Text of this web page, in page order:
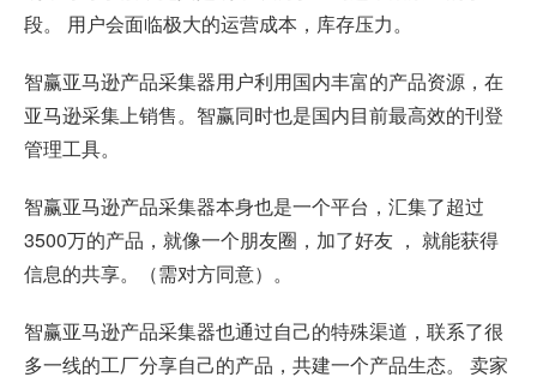
段。 用户会面临极大的运营成本，库存压力。
智赢亚马逊产品采集器用户利用国内丰富的产品资源，在
亚马逊采集上销售。智赢同时也是国内目前最高效的刊登
管理工具。
智赢亚马逊产品采集器本身也是一个平台，汇集了超过
3500万的产品，就像一个朋友圈，加了好友 ， 就能获得
信息的共享。（需对方同意）。
智赢亚马逊产品采集器也通过自己的特殊渠道，联系了很
多一线的工厂分享自己的产品，共建一个产品生态。 卖家